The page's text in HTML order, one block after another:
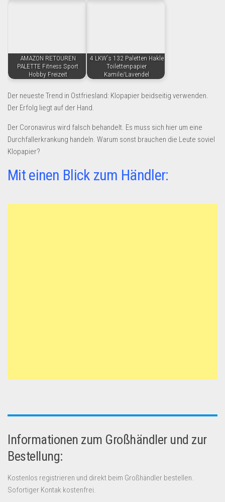
AMAZON RETOUREN
PALETTE Fitness Sport
Hobby Freizeit
4 LKW´s 132 Paletten Hakle
Toilettenpapier
Kamile/Lavendel
Der neueste Trend in Ostfriesland: Klopapier beidseitig verwenden.
Der Erfolg liegt auf der Hand.
Der Coronavirus wird falsch behandelt. Es muss sich hier um eine
Durchfallerkrankung handeln. Warum sonst brauchen die Leute soviel
Klopapier?
Mit einen Blick zum Händler:
Informationen zum Großhändler und zur
Bestellung:
Kostenlos registrieren und direkt beim Großhändler bestellen.
Sofortiger Kontak kostenfrei.